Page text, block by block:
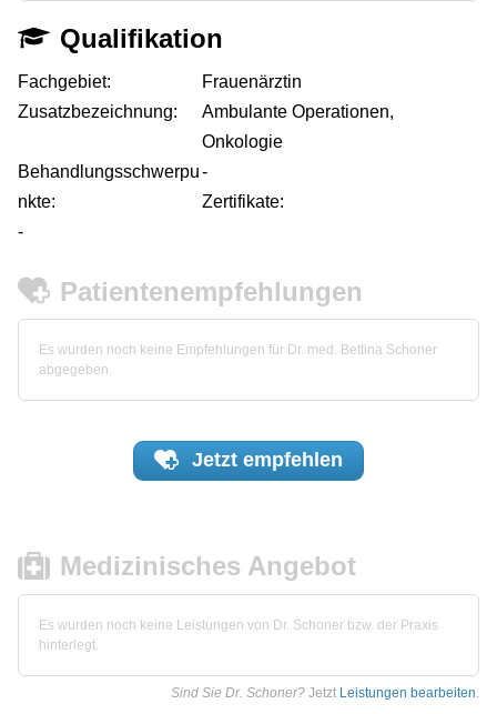
Qualifikation
Fachgebiet:
Frauenärztin
Zusatzbezeichnung:
Ambulante Operationen,
Onkologie
Behandlungsschwerpu
nkte:
-
Zertifikate:
-
Patientenempfehlungen
Es wurden noch keine Empfehlungen für Dr. med. Bettina Schoner
abgegeben.
Jetzt empfehlen
Medizinisches Angebot
Es wurden noch keine Leistungen von Dr. Schoner bzw. der Praxis
hinterlegt.
Sind Sie Dr. Schoner? Jetzt Leistungen bearbeiten.